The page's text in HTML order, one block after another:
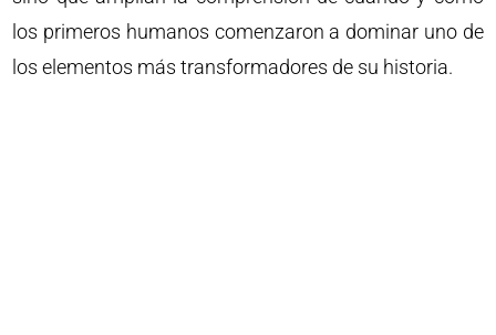
los primeros humanos comenzaron a dominar uno de
los elementos más transformadores de su historia.